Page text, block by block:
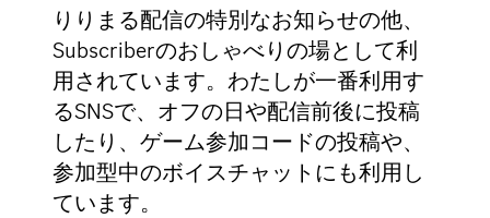
りりまる配信の特別なお知らせの他、
Subscriberのおしゃべりの場として利
用されています。わたしが一番利用す
るSNSで、オフの日や配信前後に投稿
したり、ゲーム参加コードの投稿や、
参加型中のボイスチャットにも利用し
ています。